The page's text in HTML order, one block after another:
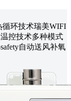
环技术瑞美WIFI
控技术多种模式
自动送风补氧